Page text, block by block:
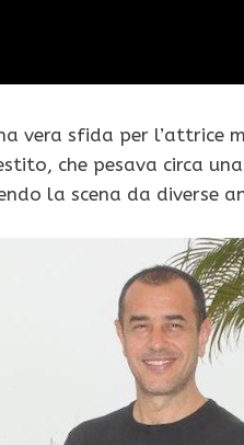
vera sfida per l’attrice
che pesava circa
la scena da diverse